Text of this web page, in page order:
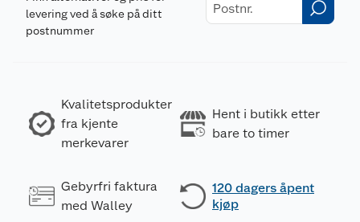
levering ved å søke på ditt
postnummer
Kvalitetsprodukter
fra kjente
merkevarer
Hent i butikk etter
bare to timer
Gebyrfri faktura
med Walley
120 dagers åpent
kjøp